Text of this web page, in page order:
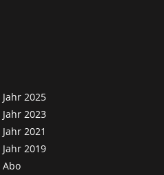
Jahr 2025
Jahr 2023
Jahr 2021
Jahr 2019
Abo